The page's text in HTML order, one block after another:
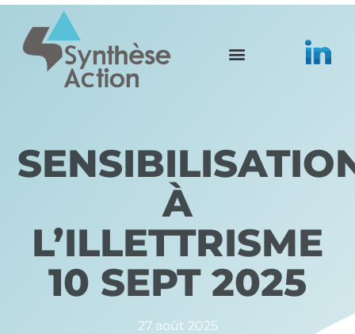
À
L’ILLETTRISME
10 SEPT 2025
27 août 2025